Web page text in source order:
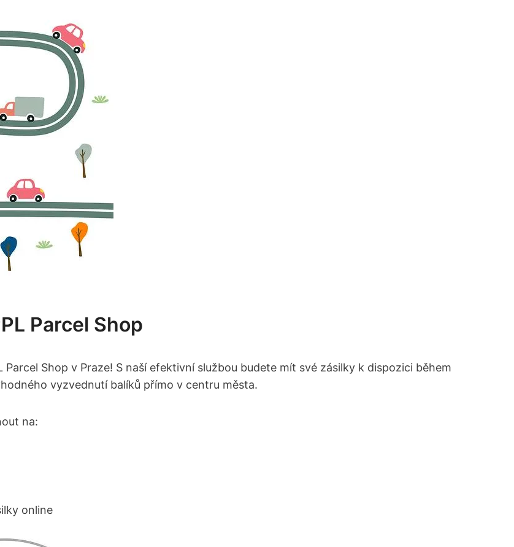
Parcel Shop
Shop v Praze! S naší efektivní službou budete mít své zásilky k dispozici během
vyzvednutí balíků přímo v centru města.
na:
online